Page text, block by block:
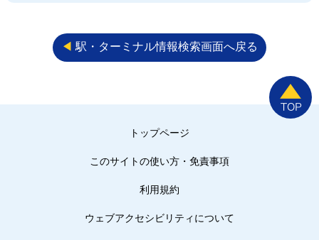
◀︎ 駅・ターミナル情報検索画面へ戻る
トップページ
このサイトの使い方・免責事項
利用規約
ウェブアクセシビリティについて